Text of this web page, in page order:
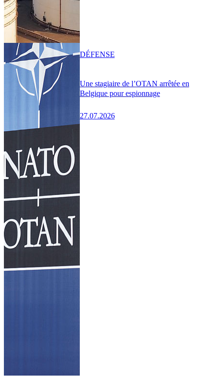
Une stagiaire de l’OTAN arrêtée en
Belgique pour espionnage
27.07.2026
DÉFENSE